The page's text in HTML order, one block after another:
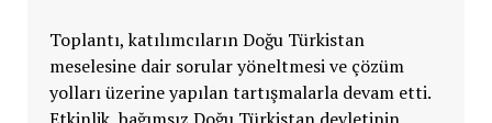
Toplantı, katılımcıların Doğu Türkistan
meselesine dair sorular yöneltmesi ve çözüm
yolları üzerine yapılan tartışmalarla devam etti.